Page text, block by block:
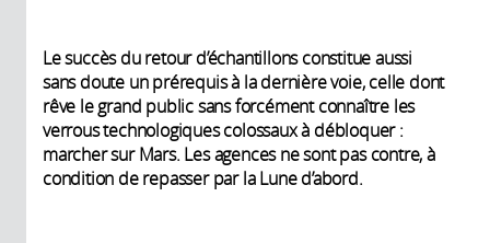
Le succès du retour d’échantillons constitue aussi
sans doute un prérequis à la dernière voie, celle dont
rêve le grand public sans forcément connaître les
verrous technologiques colossaux à débloquer :
marcher sur Mars. Les agences ne sont pas contre, à
condition de repasser par la Lune d’abord.